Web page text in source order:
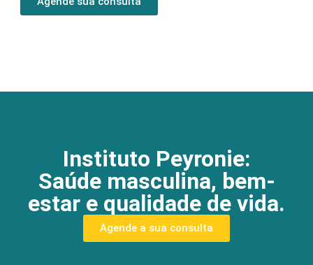
Instituto Peyronie:
Saúde masculina, bem-
estar e qualidade de vida.
Agende a sua consulta